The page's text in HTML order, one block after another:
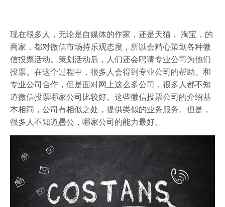
现在很多人，无论是自媒体的作家，还是天猫， 淘宝，的
商家，都对微信市场持乐观态度，所以会精心策划各种微
信投票活动。策划活动后，人们还会聘请专业公司为他们
投票。在这个过程中，很多人会得到专业公司的帮助。和
专业公司合作，但是面对网上这么多公司，很多人都不知
道微信投票哪家公司比较好。这些微信投票公司的介绍基
本相同，公司有相似之处，提供类似的业务服务。但是，
很多人不知道愚公，哪家公司的能力最好。